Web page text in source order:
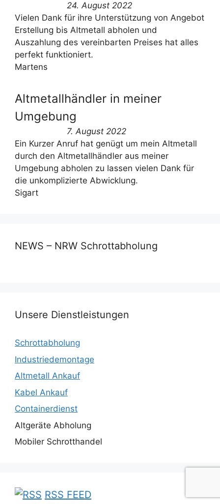
24. August 2022
Vielen Dank für ihre Unterstützung von Angebot
Erstellung bis Altmetall abholen und
Auszahlung des vereinbarten Preises hat alles
perfekt funktioniert.
Martens
Altmetallhändler in meiner
Umgebung
7. August 2022
Ein Kurzer Anruf hat genügt um mein Altmetall
durch den Altmetallhändler aus meiner
Umgebung abholen zu lassen vielen Dank für
die unkomplizierte Abwicklung.
Sigart
NEWS – NRW Schrottabholung
Unsere Dienstleistungen
Schrottabholung
Industriedemontage
Altmetall Ankauf
Kabel Ankauf
Containerdienst
Altgeräte Abholung
Mobiler Schrotthandel
RSS FEED